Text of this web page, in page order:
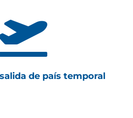
de país temporal